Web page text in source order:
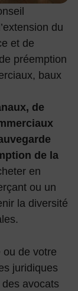
du
et de
préemption
baux
de
de la
en
ou un
la diversité
ou de votre
juridiques
avocats